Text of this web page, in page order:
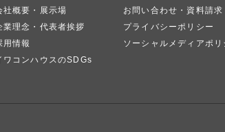
社概要・展示場
業理念・代表者挨拶
用情報
ワコンハウスのSDGs
お問い合わせ・資料請求
プライバシーポリシー
ソーシャルメディアポリ